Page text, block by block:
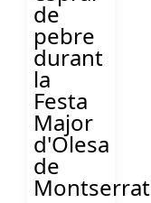
de
pebre
durant
la
Festa
Major
d'Olesa
de
Montserrat